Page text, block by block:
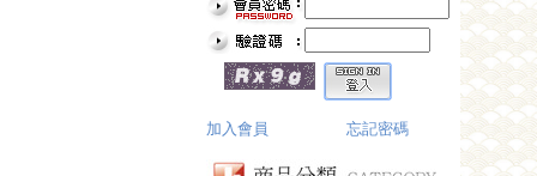
加入會員 忘記密碼